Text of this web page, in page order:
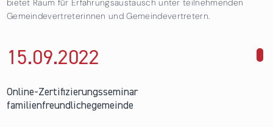
bietet Raum für Erfahrungsaustausch unter teilnehmenden
Gemeindevertreterinnen und Gemeindevertretern.
15.09.2022
Online-Zertifizierungsseminar
familienfreundlichegemeinde